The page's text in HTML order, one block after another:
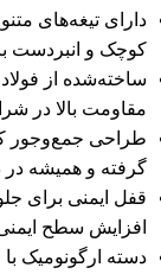
دارای تیغه‌های
کوچک و انبردست
ساخته‌شده از
مقاومت بالا در
طراحی جمع‌وجور
گرفته و همیشه
قفل ایمنی برای
افزایش سطح
دسته ارگونومیک